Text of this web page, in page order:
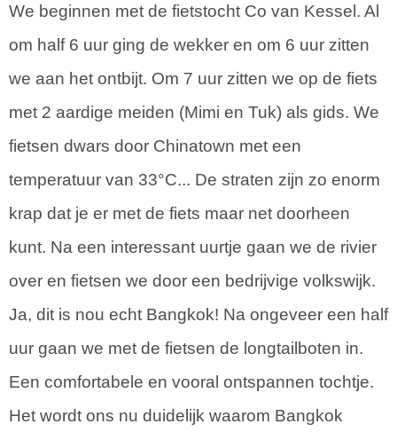
We beginnen met de fietstocht Co van Kessel. Al
om half 6 uur ging de wekker en om 6 uur zitten
we aan het ontbijt. Om 7 uur zitten we op de fiets
met 2 aardige meiden (Mimi en Tuk) als gids. We
fietsen dwars door Chinatown met een
temperatuur van 33°C... De straten zijn zo enorm
krap dat je er met de fiets maar net doorheen
kunt. Na een interessant uurtje gaan we de rivier
over en fietsen we door een bedrijvige volkswijk.
Ja, dit is nou echt Bangkok! Na ongeveer een half
uur gaan we met de fietsen de longtailboten in.
Een comfortabele en vooral ontspannen tochtje.
Het wordt ons nu duidelijk waarom Bangkok